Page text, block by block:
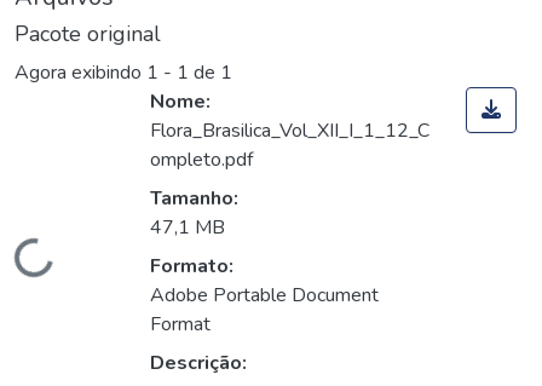
Pacote original
Agora exibindo 1 - 1 de 1
Carregando...
Nome:
Flora_Brasilica_Vol_XII_I_1_12_C
ompleto.pdf
Tamanho:
47,1 MB
Formato:
Adobe Portable Document
Format
Descrição: